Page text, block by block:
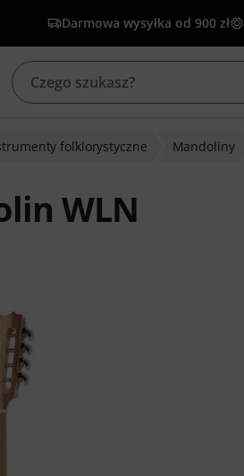
Darmowa wysyłka od 900 zł
folklorystyczne Mandoliny
WLN